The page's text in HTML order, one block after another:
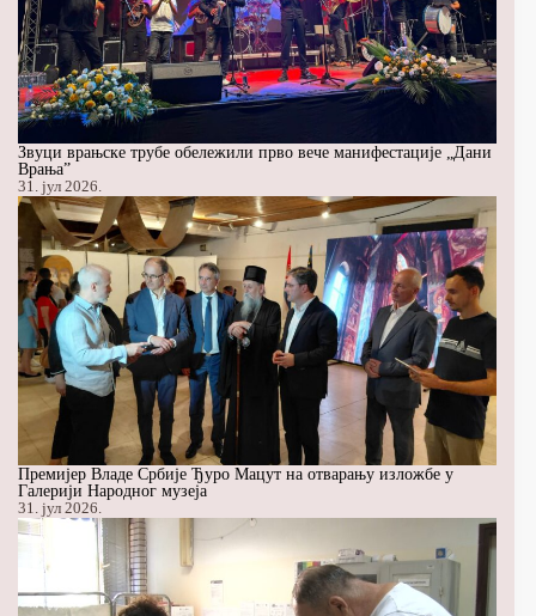
Звуци врањске трубе обележили прво вече манифестације „Дани
Врања”
31. јул 2026.
Премијер Владе Србије Ђуро Мацут на отварању изложбе у
Галерији Народног музеја
31. јул 2026.